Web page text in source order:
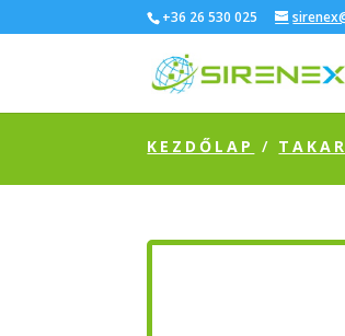
+36 26 530 025
KEZDŐLAP /